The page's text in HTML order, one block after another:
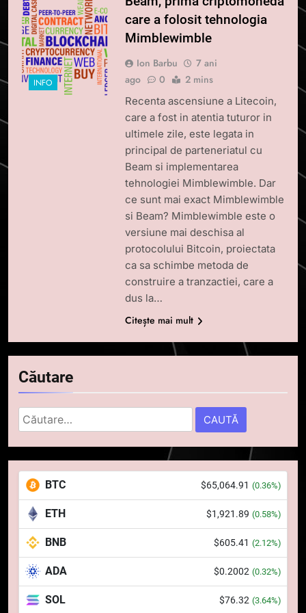
INFO
care a folosit tehnologia
Mimblewimble
Ion Barbu
7 ani
ago
0 2 mins
Recenta ascensiune a Litecoin,
care a fost in atentia tuturor in
ultimele zile, este legata in
principal de parteneriatul cu
Beam si implementarea
tehnologiei Mimblewimble. Dar
ce sunt mai exact Mimblewimble
si Beam? Mimblewimble este o
versiune mai deschisa al
protocolului Bitcoin, proiectata
ca sa schimbe metoda de
construire a tranzactiei, care a
dus la…
Citește mai mult
Căutare
Caută
după:
BTC $65,064.91 (0.36%)
ETH $1,921.89 (0.58%)
BNB $605.41 (2.12%)
ADA $0.2002 (0.32%)
SOL $76.32 (3.64%)
Squid a strâns 6 milioane de
dolari cu sprijinul Ripple, apoi a
pierdut jumătate din aceștia
într-un atac cibernetic în mai
6
Banii digitali și arhitectura
încrederii: O nouă viziune asupra
banilor în era digitală